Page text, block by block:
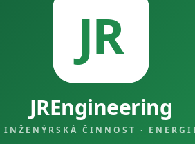
JR
JREngineering
INŽENÝRSKÁ ČINNOST ·